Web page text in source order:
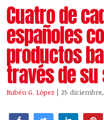
Cuatro de
españoles
productos
través de
Rubén G. López | 25